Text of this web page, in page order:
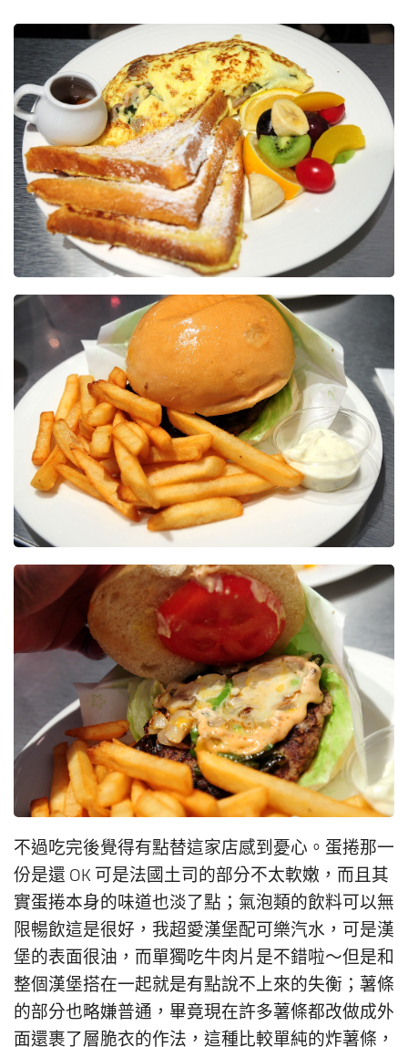
不過吃完後覺得有點替這家店感到憂心。蛋捲那一
份是還 OK 可是法國土司的部分不太軟嫩，而且其
實蛋捲本身的味道也淡了點；氣泡類的飲料可以無
限暢飲這是很好，我超愛漢堡配可樂汽水，可是漢
堡的表面很油，而單獨吃牛肉片是不錯啦～但是和
整個漢堡搭在一起就是有點說不上來的失衡；薯條
的部分也略嫌普通，畢竟現在許多薯條都改做成外
面還裹了層脆衣的作法，這種比較單純的炸薯條，